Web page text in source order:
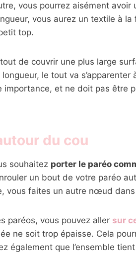
vous pourrez aisément
vous aurez un textile à
top.
de couvrir une plus large
longueur, le tout va
importance, et ne doit pas être
du cou
souhaitez porter le paréo
un bout de votre paréo
vous faites un autre nœud
paréos, vous pouvez aller sur
ne soit trop épaisse. Cela
également que l’ensemble